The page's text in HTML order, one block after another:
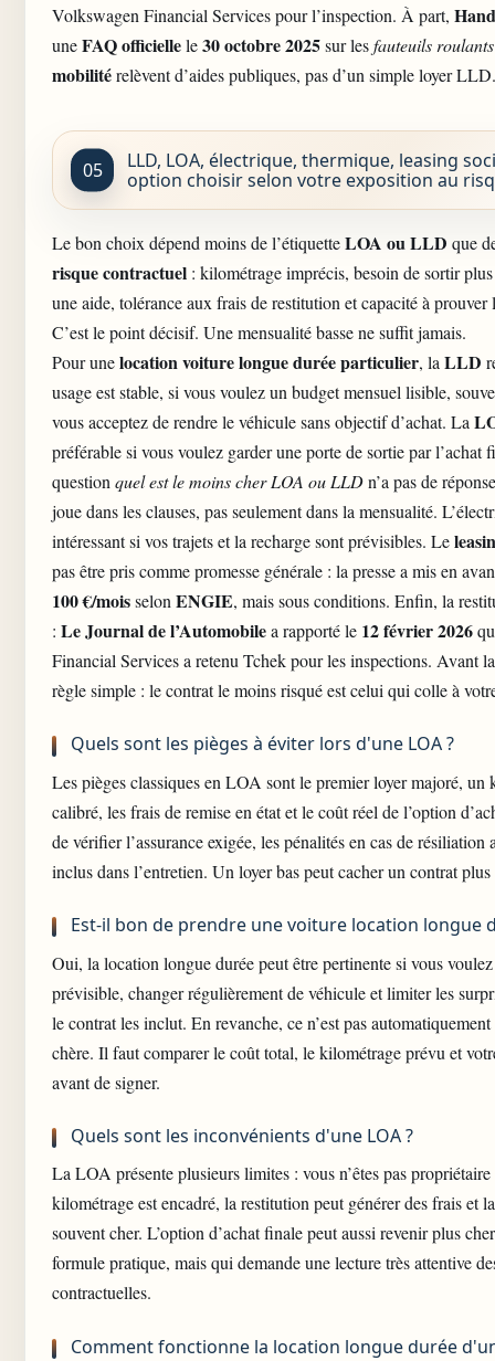
Volkswagen Financial Services pour l’inspection. À part,
uneFAQ officiellele30 octobre 2025sur lesfauteuils roulants
mobilitérelèvent d’aides publiques, pas d’un simple loyer LLD.
LLD, LOA, électrique, thermique, leasing
option choisir selon votre exposition au
Le bon choix dépend moins de l’étiquetteLOA ou LLD que
risque contractuel : kilométrage imprécis, besoin de sortir
une aide, tolérance aux frais de restitution et capacité à prouver
C’est le point décisif. Une mensualité basse ne suffit jamais.
Pour unelocation voiturelongue duréeparticulier, la LLD
usage est stable, si vous voulez un budget mensuel lisible,
vous acceptez de rendre le véhicule sans objectif d’achat. La
préférable si vous voulez garder une porte de sortie par l’achat
question quel est le moins cher LOA ou LLDn’a pas de
joue dans les clauses, pas seulement dans la mensualité.
intéressant si vos trajets et la recharge sont prévisibles. Le
pas être pris comme promesse générale : la presse a mis en
100 €/moisselon ENGIE, mais sous conditions. Enfin, la
: Le Journal de l’Automobilea rapporté le 12 février 2026
Financial Services a retenu Tchek pour les inspections. Avant
règle simple : le contrat le moins risqué est celui qui colle à
Quels sont les pièges à éviter lors d'une LOA ?
Les pièges classiques en LOA sont le premier loyer majoré, un
calibré, les frais de remise en état et le coût réel de l’option
de vérifier l’assurance exigée, les pénalités en cas de résiliation
inclus dans l’entretien. Un loyer bas peut cacher un contrat
Est-il bon de prendre une voiture location longue
Oui, la location longue durée peut être pertinente si vous
prévisible, changer régulièrement de véhicule et limiter les
le contrat les inclut. En revanche, ce n’est pas
chère. Il faut comparer le coût total, le kilométrage prévu et
avant de signer.
Quels sont les inconvénients d'une LOA ?
La LOA présente plusieurs limites : vous n’êtes pas
kilométrage est encadré, la restitution peut générer des frais et
souvent cher. L’option d’achat finale peut aussi revenir plus
formule pratique, mais qui demande une lecture très attentive
contractuelles.
Comment fonctionne la location longue durée